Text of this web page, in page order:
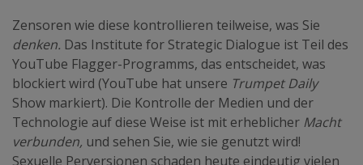
Zensoren wie diese kontrollieren teilweise, was Sie
denken. Das Institute for Strategic Dialogue ist Teil des
YouTube Flagger-Programms, das entscheidet, was
blockiert wird (YouTube hat unsere Trumpet Daily
Show markiert). Die Kontrolle der Medien und der
Technologie auf diese Weise ist mit erheblicher Macht
verbunden, und sehen Sie, wie sie genutzt wird!
Sexuelle Perversionen schaden heute eindeutig vielen